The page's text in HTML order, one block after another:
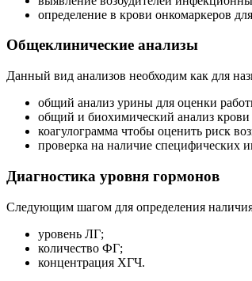
определение в крови онкомаркеров
Общеклинические анализы
Данный вид анализов необходим как для
общий анализ урины для оценки
общий и биохимический анализ крови
коагулограмма чтобы оценить риск
проверка на наличие
Диагностика уровня гормонов
Следующим шагом для определения наличия
уровень ЛГ;
количество ФГ;
концентрация ХГЧ.